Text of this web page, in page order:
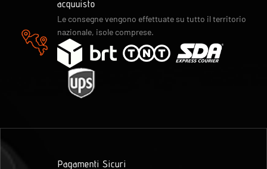
acquuisto
Le consegne vengono effettuate su tutto il territorio
nazionale, isole comprese.
Pagamenti Sicuri